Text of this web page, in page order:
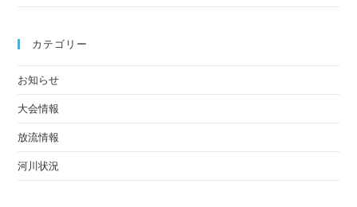
カテゴリー
お知らせ
大会情報
放流情報
河川状況